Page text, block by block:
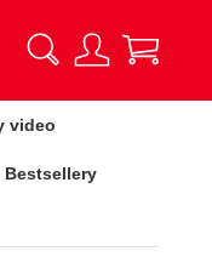
video
Bestsellery